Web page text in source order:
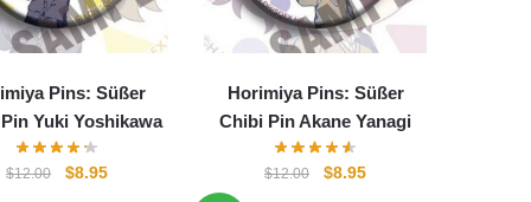
Pins: Süßer
Yuki Yoshikawa
$12.00
Ursprünglicher
$8.95Aktueller
Horimiya Pins: Süßer
Chibi Pin Akane Yanagi
$12.00
Ursprünglicher
$8.95Aktueller